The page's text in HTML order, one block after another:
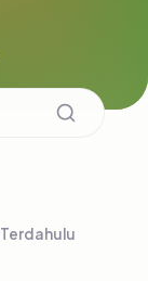
Terdahulu